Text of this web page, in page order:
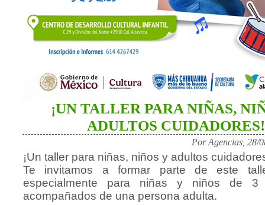
¡UN TALLER PARA NIÑAS,
ADULTOS CUIDADORES!
Por Agencias, 28/
¡Un taller para niñas, niños y adultos
Te invitamos a formar parte de este
especialmente para niñas y niños de
acompañados de una persona adulta.